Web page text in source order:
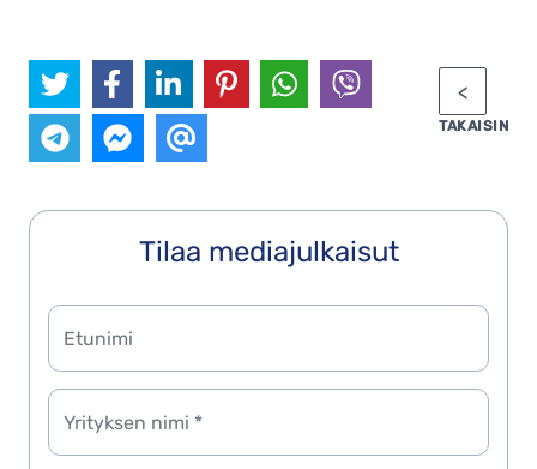
TAKAISIN
Tilaa mediajulkaisut